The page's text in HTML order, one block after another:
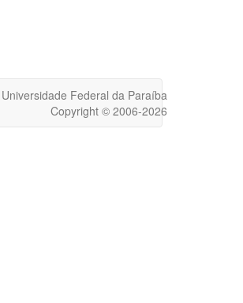
Universidade Federal da Paraíba
Copyright © 2006-2026